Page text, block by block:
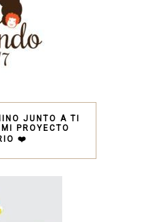
JUNTO A TI
PROYECTO
❤️